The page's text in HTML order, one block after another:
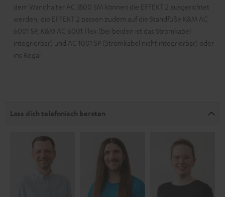
dem Wandhalter AC 3500 SM können die EFFEKT 2 ausgerichtet
werden, die EFFEKT 2 passen zudem auf die Standfüße K&M AC
6001 SP, K&M AC 6001 Flex (bei beiden ist das Stromkabel
integrierbar) und AC 1001 SP (Stromkabel nicht integrierbar) oder
ins Regal
Lass dich telefonisch beraten